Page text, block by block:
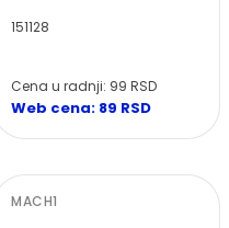
151128
Cena u radnji: 99 RSD
Web cena: 89 RSD
MACH1